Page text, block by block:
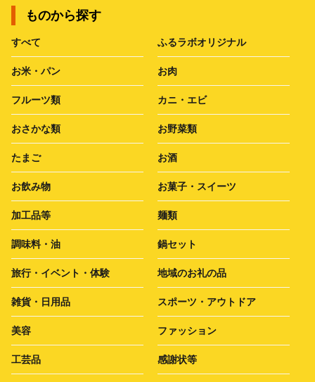
ものから探す
すべて ふるラボオリジナル
お米・パン お肉
フルーツ類 カニ・エビ
おさかな類 お野菜類
たまご お酒
お飲み物 お菓子・スイーツ
加工品等 麺類
調味料・油 鍋セット
旅行・イベント・体験 地域のお礼の品
雑貨・日用品 スポーツ・アウトドア
美容 ファッション
工芸品 感謝状等